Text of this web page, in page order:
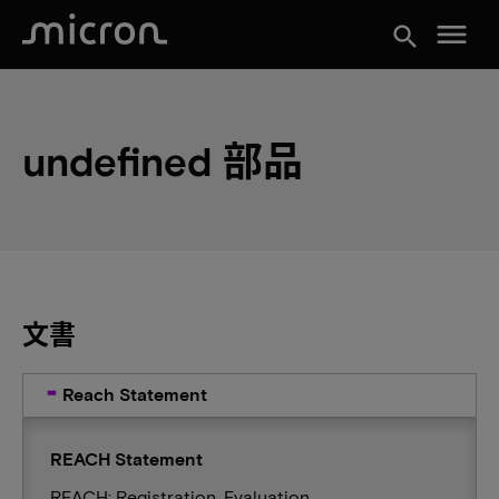
search menu
undefined 部品
文書
Reach Statement
REACH Statement